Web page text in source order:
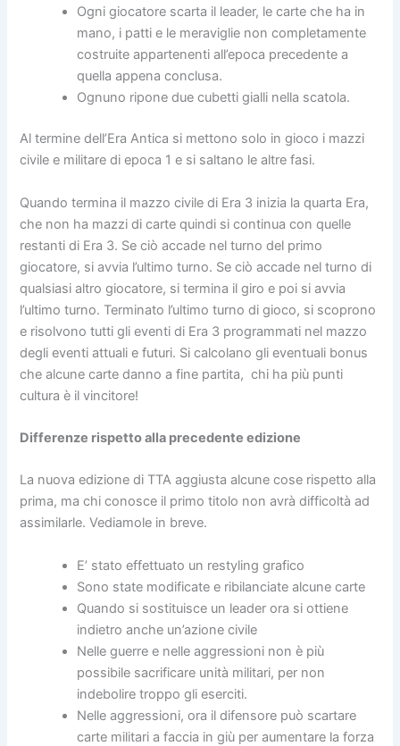
Ogni giocatore scarta il leader, le carte che ha in
mano, i patti e le meraviglie non completamente
costruite appartenenti all’epoca precedente a
quella appena conclusa.
Ognuno ripone due cubetti gialli nella scatola.
Al termine dell’Era Antica si mettono solo in gioco i mazzi
civile e militare di epoca 1 e si saltano le altre fasi.
Quando termina il mazzo civile di Era 3 inizia la quarta Era,
che non ha mazzi di carte quindi si continua con quelle
restanti di Era 3. Se ciò accade nel turno del primo
giocatore, si avvia l’ultimo turno. Se ciò accade nel turno di
qualsiasi altro giocatore, si termina il giro e poi si avvia
l’ultimo turno. Terminato l’ultimo turno di gioco, si scoprono
e risolvono tutti gli eventi di Era 3 programmati nel mazzo
degli eventi attuali e futuri. Si calcolano gli eventuali bonus
che alcune carte danno a fine partita, chi ha più punti
cultura è il vincitore!
Differenze rispetto alla precedente edizione
La nuova edizione di TTA aggiusta alcune cose rispetto alla
prima, ma chi conosce il primo titolo non avrà difficoltà ad
assimilarle. Vediamole in breve.
E’ stato effettuato un restyling grafico
Sono state modificate e ribilanciate alcune carte
Quando si sostituisce un leader ora si ottiene
indietro anche un’azione civile
Nelle guerre e nelle aggressioni non è più
possibile sacrificare unità militari, per non
indebolire troppo gli eserciti.
Nelle aggressioni, ora il difensore può scartare
carte militari a faccia in giù per aumentare la forza